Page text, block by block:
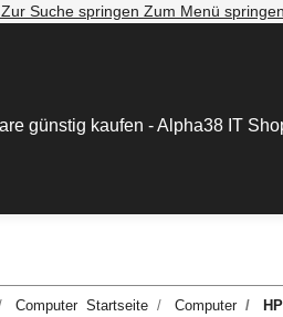
Zur Suche springen Zum Menü springen
Computer Startseite Computer